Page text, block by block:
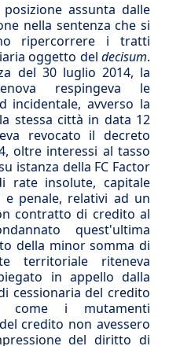
assunta dalle
nella sentenza che si
ripercorrere i tratti
oggetto del decisum.
del 30 luglio 2014, la
respingeva le
incidentale, avverso la
stessa città in data 12
revocato il decreto
oltre interessi al tasso
istanza della FC Factor
rate insolute, capitale
penale, relativi ad un
contratto di credito al
quest'ultima
della minor somma di
territoriale riteneva
in appello dalla
cessionaria del credito
come i mutamenti
credito non avessero
del diritto di